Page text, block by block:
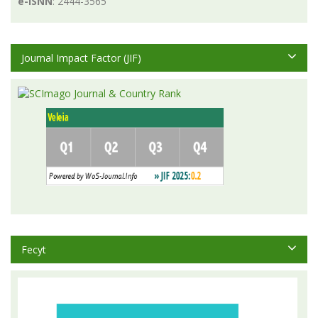
Journal Impact Factor (JIF)
Fecyt